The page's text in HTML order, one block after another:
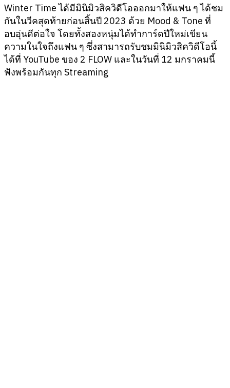
Winter Time ได้มีมินิมิวสิควิดีโอออกมาให้แฟน ๆ ได้ชม
กันในวีคสุดท้ายก่อนสิ้นปี 2023 ด้วย Mood & Tone ที่
อบอุ่นดีต่อใจ โดยทั้งสองหนุ่มได้ทำการ์ดปีใหม่เขียน
ความในใจถึงแฟน ๆ ซึ่งสามารถรับชมมินิมิวสิควิดีโอนี้
ได้ที่ YouTube ของ 2 FLOW และในวันที่ 12 มกราคมนี้
ฟังพร้อมกันทุก Streaming